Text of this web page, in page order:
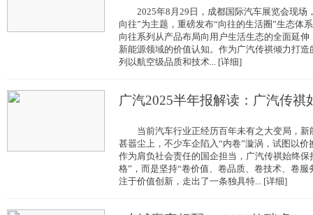
2025年8月29日，成都国际汽车展览会现场
向往”为主题，重磅发布“向往的生活圈”生态体
向往系列从产品布局向用户生活生态的全面延
新能源领域的价值认知。作为广汽传祺倾力打
列以航空级品质和技术... [详细]
广汽2025半年报解读：广汽传祺
当前汽车行业正经历百年未有之大变局，新
甚嚣尘上，不少车企陷入“内卷”漩涡，试图以
作为肩负社会责任的国企担当，广汽传祺始终保
格”，而是坚持“卷价值、卷品质、卷技术、卷
注于价值创新，走出了一条独具特... [详细]